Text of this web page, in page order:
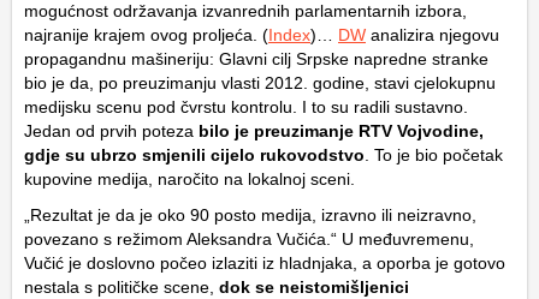
mogućnost održavanja izvanrednih parlamentarnih izbora,
najranije krajem ovog proljeća. (Index)… DW analizira njegovu
propagandnu mašineriju: Glavni cilj Srpske napredne stranke
bio je da, po preuzimanju vlasti 2012. godine, stavi cjelokupnu
medijsku scenu pod čvrstu kontrolu. I to su radili sustavno.
Jedan od prvih poteza bilo je preuzimanje RTV Vojvodine,
gdje su ubrzo smjenili cijelo rukovodstvo . To je bio početak
kupovine medija, naročito na lokalnoj sceni.
„Rezultat je da je oko 90 posto medija, izravno ili neizravno,
povezano s režimom Aleksandra Vučića.“ U međuvremenu,
Vučić je doslovno počeo izlaziti iz hladnjaka, a oporba je gotovo
nestala s političke scene, dok se neistomišljenici